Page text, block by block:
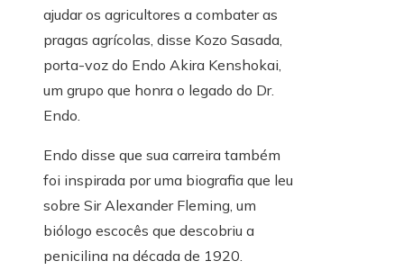
ajudar os agricultores a combater as
pragas agrícolas, disse Kozo Sasada,
porta-voz do Endo Akira Kenshokai,
um grupo que honra o legado do Dr.
Endo.
Endo disse que sua carreira também
foi inspirada por uma biografia que leu
sobre Sir Alexander Fleming, um
biólogo escocês que descobriu a
penicilina na década de 1920.